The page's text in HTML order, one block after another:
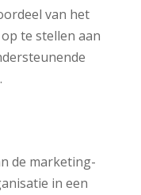
van het
op te stellen aan
de marketing-
in een